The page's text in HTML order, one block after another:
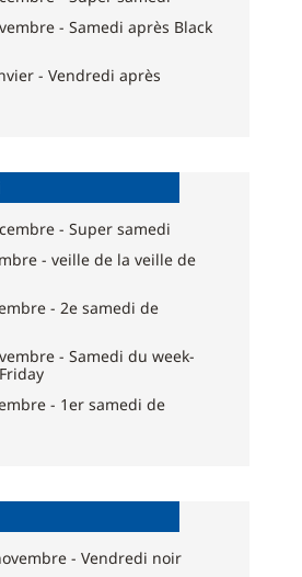
- Samedi après Black
- Vendredi après
- Super samedi
- veille de la veille de
- 2e samedi de
- Samedi du week-
- 1er samedi de
- Vendredi noir